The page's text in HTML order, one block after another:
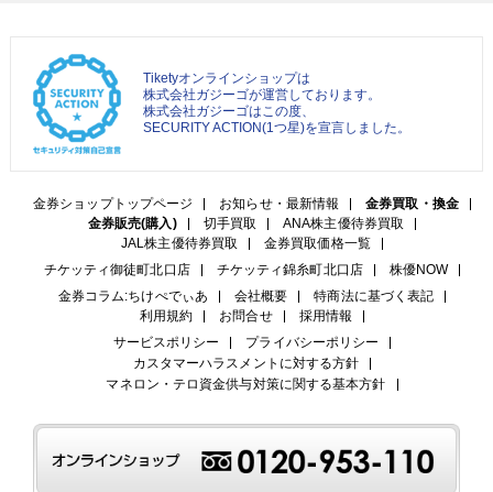
Tiketyオンラインショップは
株式会社ガジーゴが運営しております。
株式会社ガジーゴはこの度、
SECURITY ACTION(1つ星)を宣言しました。
金券ショップトップページ お知らせ・最新情報
金券買取・換金
金券販売(購入)
切手買取
ANA株主優待券買取
JAL株主優待券買取
金券買取価格一覧
チケッティ御徒町北口店
チケッティ錦糸町北口店
株優NOW
金券コラム:ちけぺでぃあ
会社概要
特商法に基づく表記
利用規約
お問合せ
採用情報
サービスポリシー
プライバシーポリシー
カスタマーハラスメントに対する方針
マネロン・テロ資金供与対策に関する基本方針